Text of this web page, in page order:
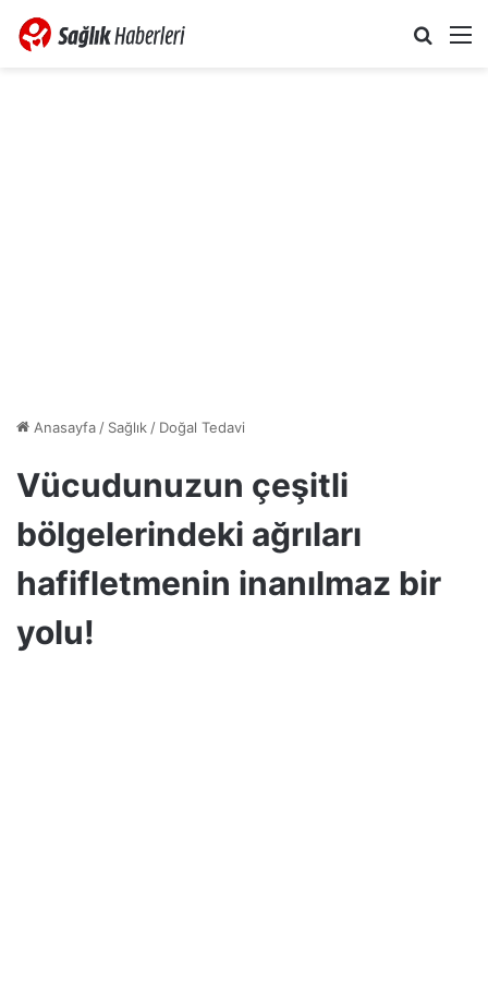
Anasayfa/ Sağlık/ Doğal Tedavi
Vücudunuzun çeşitli
bölgelerindeki ağrıları
hafifletmenin inanılmaz bir
yolu!